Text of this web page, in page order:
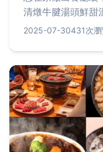
清燉牛腱湯頭鮮甜
選！本篇完整解析
step教你輕鬆駕馭
菜都能驚豔全場，
2025-07-30431次瀏